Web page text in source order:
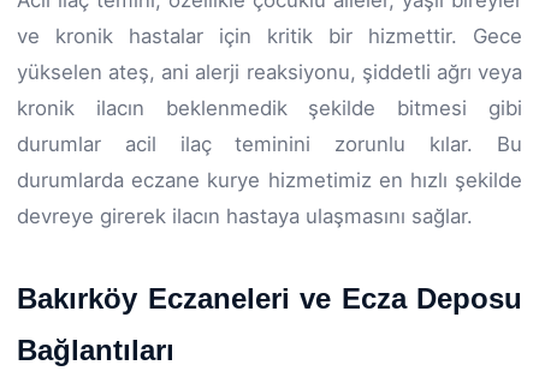
ve kronik hastalar için kritik bir hizmettir. Gece
yükselen ateş, ani alerji reaksiyonu, şiddetli ağrı veya
kronik ilacın beklenmedik şekilde bitmesi gibi
durumlar acil ilaç teminini zorunlu kılar. Bu
durumlarda eczane kurye hizmetimiz en hızlı şekilde
devreye girerek ilacın hastaya ulaşmasını sağlar.
Bakırköy Eczaneleri ve Ecza Deposu
Bağlantıları